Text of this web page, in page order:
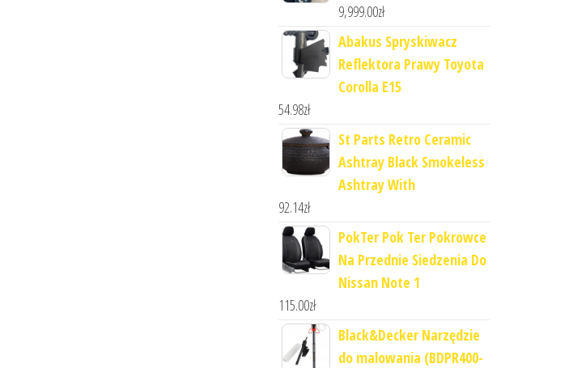
9,999.00zł
Abakus Spryskiwacz
Reflektora Prawy Toyota
Corolla E15
54.98zł
St Parts Retro Ceramic
Ashtray Black Smokeless
Ashtray With
92.14zł
PokTer Pok Ter Pokrowce
Na Przednie Siedzenia Do
Nissan Note 1
115.00zł
Black&Decker Narzędzie
do malowania (BDPR400-